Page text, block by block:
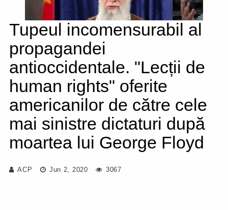
Tupeul incomensurabil al
propagandei
antioccidentale. "Lecții de
human rights" oferite
americanilor de către cele
mai sinistre dictaturi după
moartea lui George Floyd
ACP Jun 2, 2020 3067